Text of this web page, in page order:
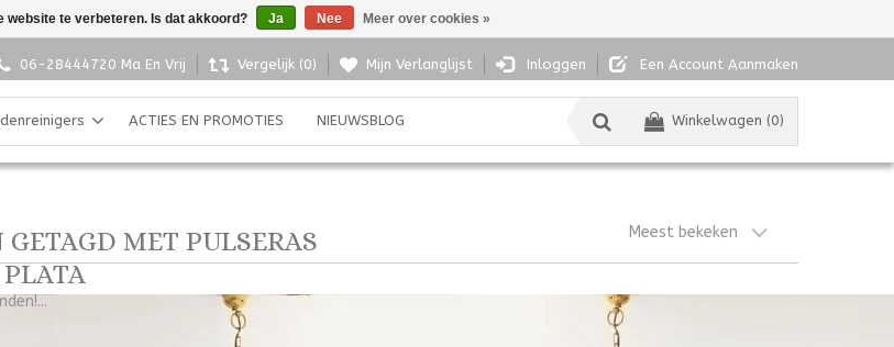
06-28444720 Ma En Vrij Vergelijk (0) Mijn Verlanglijst Inloggen Een Account Aanmaken
Winkelwagen (0)
ACTIES EN PROMOTIES NIEUWSBLOG
MET PULSERAS
Meest bekeken
website te verbeteren. Is dat akkoord? Ja Nee Meer over cookies »